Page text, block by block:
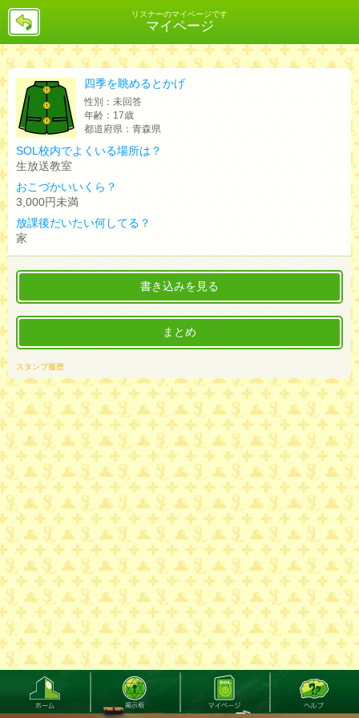
リスナーのマイページです
マイページ
戻
四季を眺めるとかげ
性別： 未回答
年齢： 17歳
都道府県： 青森県
SOL校内でよくいる場所は？
生放送教室
おこづかいいくら？
3,000円未満
放課後だいたい何してる？
家
書き込みを見る
まとめ
スタンプ履歴